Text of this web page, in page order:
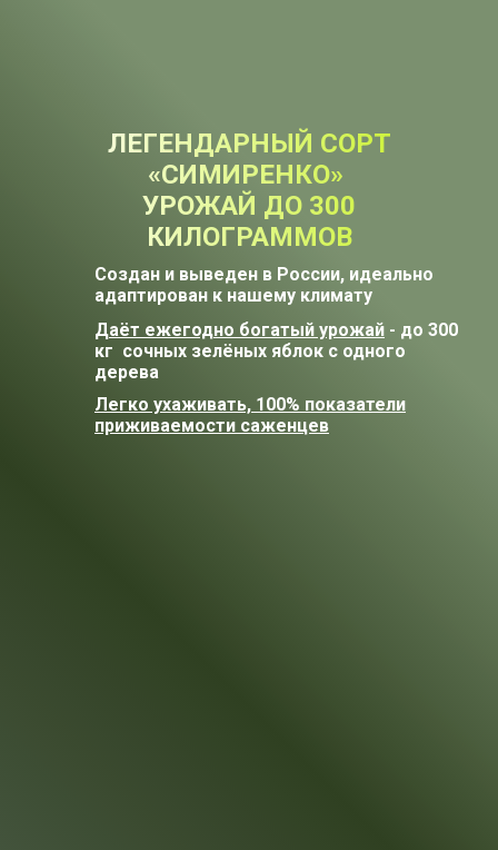
ЛЕГЕНДАРНЫЙ СОРТ
«СИМИРЕНКО»
УРОЖАЙ ДО 300
КИЛОГРАММОВ
Создан и выведен в России, идеально
адаптирован к нашему климату
Даёт ежегодно богатый урожай - до 300
кг сочных зелёных яблок с одного
дерева
Легко ухаживать, 100% показатели
приживаемости саженцев